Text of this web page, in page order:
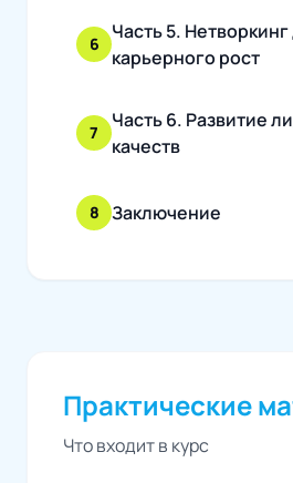
6
Часть 5. Нетворкинг
карьерного рост
7
Часть 6. Развитие
качеств
8 Заключение
Практические
Что входит в курс